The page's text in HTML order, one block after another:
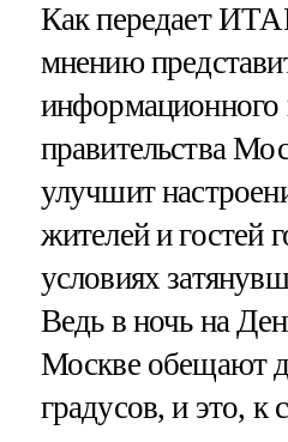
Как передает
мнению
информационного
правительства
улучшит
жителей и гостей
условиях
Ведь в ночь на
Москве обещают
градусов, и это,